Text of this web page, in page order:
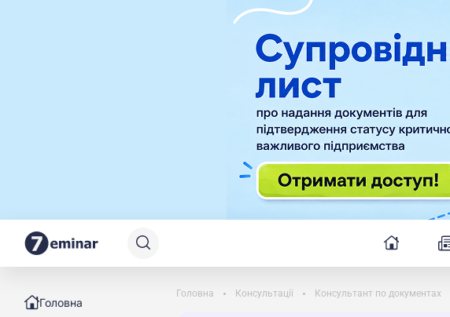
Головна
Головна Консультації Консультант по документах